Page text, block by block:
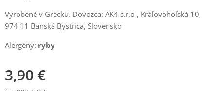
Vyrobené v Grécku. Dovozca: AK4 s.r.o , Kráľovohoľská 10,
974 11 Banská Bystrica, Slovensko
Alergény: ryby
3,90 €